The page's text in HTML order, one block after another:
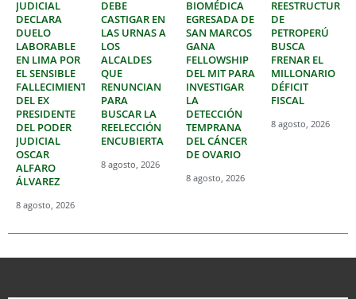
JUDICIAL
DECLARA
DUELO
LABORABLE
EN LIMA POR
EL SENSIBLE
FALLECIMIENTO
DEL EX
PRESIDENTE
DEL PODER
JUDICIAL
OSCAR
ALFARO
ÁLVAREZ
8 agosto, 2026
DEBE
CASTIGAR EN
LAS URNAS A
LOS
ALCALDES
QUE
RENUNCIAN
PARA
BUSCAR LA
REELECCIÓN
ENCUBIERTA
8 agosto, 2026
BIOMÉDICA
EGRESADA DE
SAN MARCOS
GANA
FELLOWSHIP
DEL MIT PARA
INVESTIGAR
LA
DETECCIÓN
TEMPRANA
DEL CÁNCER
DE OVARIO
8 agosto, 2026
DE
PETROPERÚ
BUSCA
FRENAR EL
MILLONARIO
DÉFICIT
FISCAL
8 agosto, 2026